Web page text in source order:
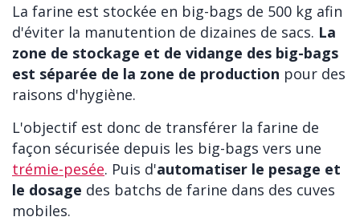
La farine est stockée en big-bags de 500 kg afin
d'éviter la manutention de dizaines de sacs. La
zone de stockage et de vidange des big-bags
est séparée de la zone de production pour des
raisons d'hygiène.
L'objectif est donc de transférer la farine de
façon sécurisée depuis les big-bags vers une
trémie-pesée. Puis d'automatiser le pesage et
le dosage des batchs de farine dans des cuves
mobiles.